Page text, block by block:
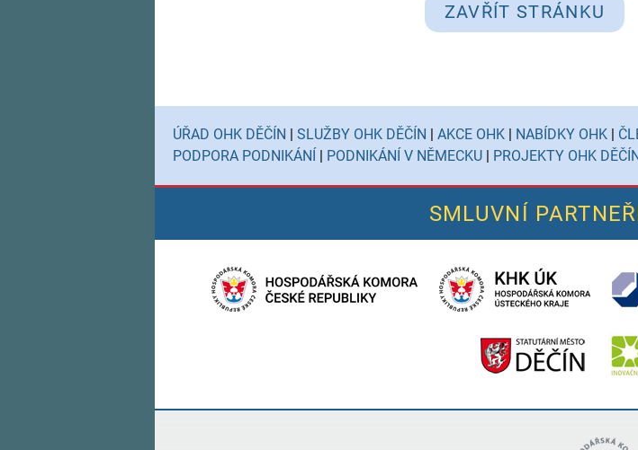
ZAVŘÍT STRÁNKU
ÚŘAD OHK DĚČÍN | SLUŽBY OHK DĚČÍN | AKCE OHK | NABÍDKY OHK |
PODPORA PODNIKÁNÍ | PODNIKÁNÍ V NĚMECKU | PROJEKTY OHK
SMLUVNÍ